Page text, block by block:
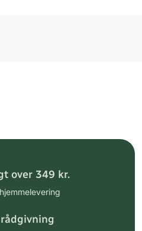
over 349 kr.